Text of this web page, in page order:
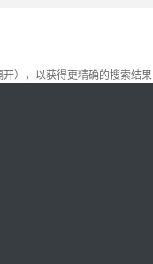
），以获得更精确的搜索结果